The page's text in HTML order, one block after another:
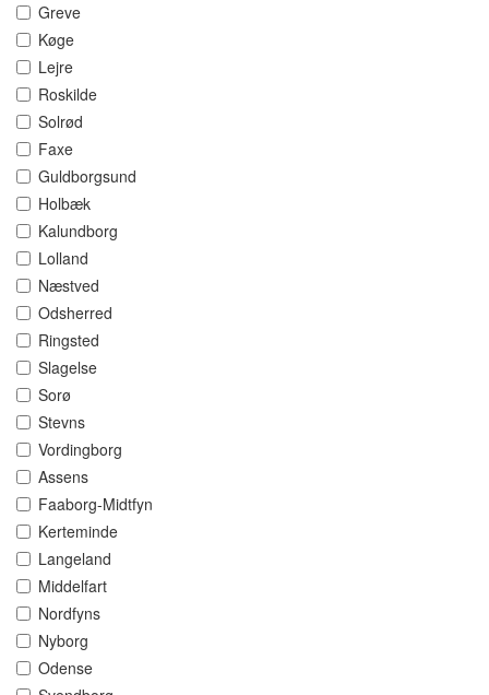
Greve
Køge
Lejre
Roskilde
Solrød
Faxe
Guldborgsund
Holbæk
Kalundborg
Lolland
Næstved
Odsherred
Ringsted
Slagelse
Sorø
Stevns
Vordingborg
Assens
Faaborg-Midtfyn
Kerteminde
Langeland
Middelfart
Nordfyns
Nyborg
Odense